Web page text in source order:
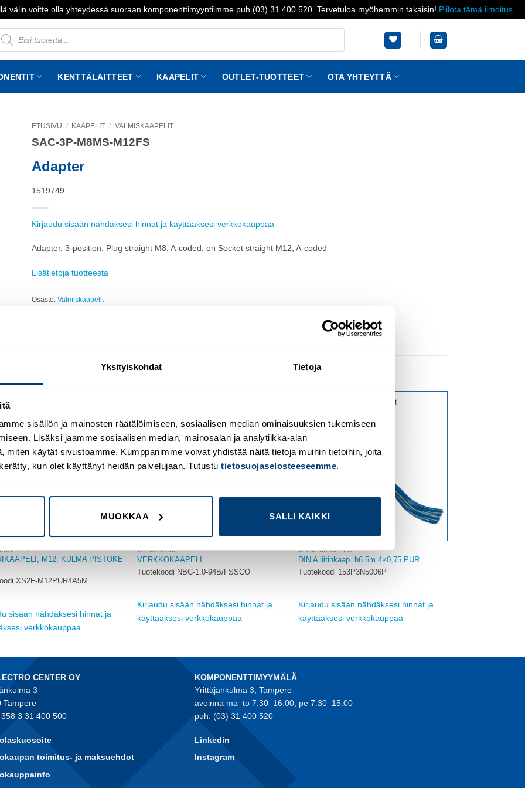
Yksityiskohdat Tietoja
sisällön ja mainosten räätälöimiseen, sosiaalisen median ominaisuuksien tukemiseen
Lisäksi jaamme sosiaalisen median, mainosalan ja analytiikka-alan
miten käytät sivustoamme. Kumppanimme voivat yhdistää näitä tietoja muihin tietoihin, joita
kun olet käyttänyt heidän palvelujaan. Tutustu tietosuojaselosteeseemme.
MUOKKAA SALLI KAIKKI
välin voitte olla yhteydessä suoraan komponenttimyyntiimme puh (03) 31 400 520. Tervetuloa myöhemmin takaisin! Piilota tämä ilmoitus
KENTTÄLAITTEET KAAPELIT OUTLET-TUOTTEET OTA YHTEYTTÄ
ETUSIVU / KAAPELIT / VALMISKAAPELIT
SAC-3P-M8MS-M12FS
Adapter
1519749
Kirjaudu sisään nähdäksesi hinnat ja käyttääksesi verkkokauppaa
Adapter, 3-position, Plug straight M8, A-coded, on Socket straight M12, A-coded
Lisätietoja tuotteesta
Osasto: Valmiskaapelit
Add to
wishlist
M12, KULMA PISTOKE
XS2F-M12PUR4A5M
sisään nähdäksesi hinnat ja
verkkokauppaa
Add to
wishlist
VALMISKAAPELIT
VERKKOKAAPELI
Tuotekoodi NBC-1.0-94B/FSSCO
Kirjaudu sisään nähdäksesi hinnat ja
käyttääksesi verkkokauppaa
VALMISKAAPELIT
DIN A liitinkaap. h6 5m 4×0,75 PUR
Tuotekoodi 153P3N5006P
Kirjaudu sisään nähdäksesi hinnat ja
käyttääksesi verkkokauppaa
CENTER OY
3
Tampere
3 31 400 500
toimitus- ja maksuehdot
KOMPONENTTIMYYMÄLÄ
Yrittäjänkulma 3, Tampere
avoinna ma–to 7.30–16.00, pe 7.30–15.00
puh. (03) 31 400 520
Linkedin
Instagram